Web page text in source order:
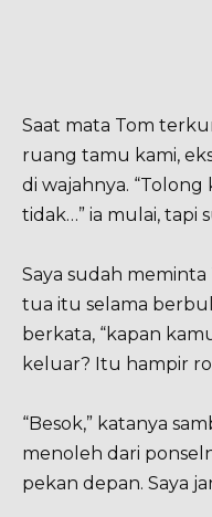
Saat mata Tom
ruang tamu kami,
di wajahnya.
tidak…” ia mulai, tapi
Saya sudah
tua itu selama
berkata, “kapan
keluar? Itu hampir
“Besok,” katanya
menoleh dari
pekan depan. Saya